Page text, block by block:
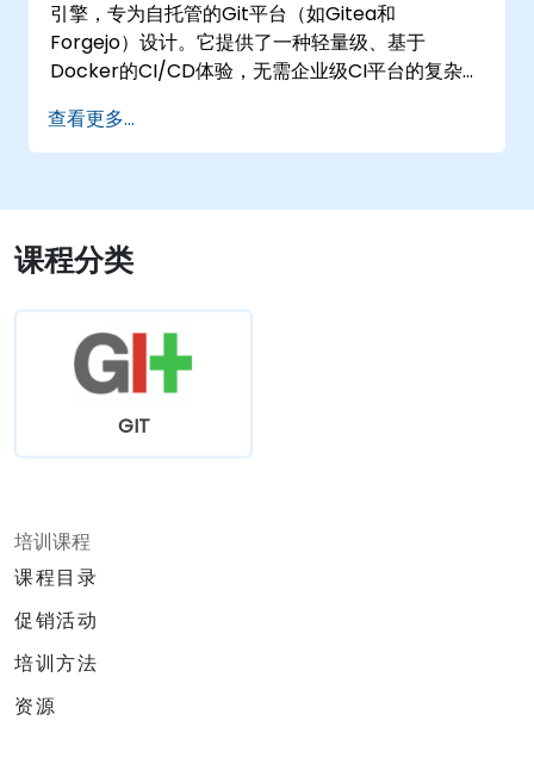
引擎，专为自托管的Git平台（如Gitea和
Forgejo）设计。它提供了一种轻量级、基于
Docker的CI/CD体验，无需企业级CI平台的复杂性
查看更多...
课程分类
GIT
培训课程
课程目录
促销活动
培训方法
资源